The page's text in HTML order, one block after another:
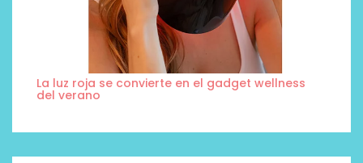
La luz roja se convierte en el gadget wellness
del verano